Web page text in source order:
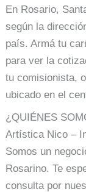
En Rosario,
según la
país. Armá tu
para ver la
tu comisionista,
ubicado en el
¿QUIÉNES
Artística Nico –
Somos un
Rosarino. Te
consulta por